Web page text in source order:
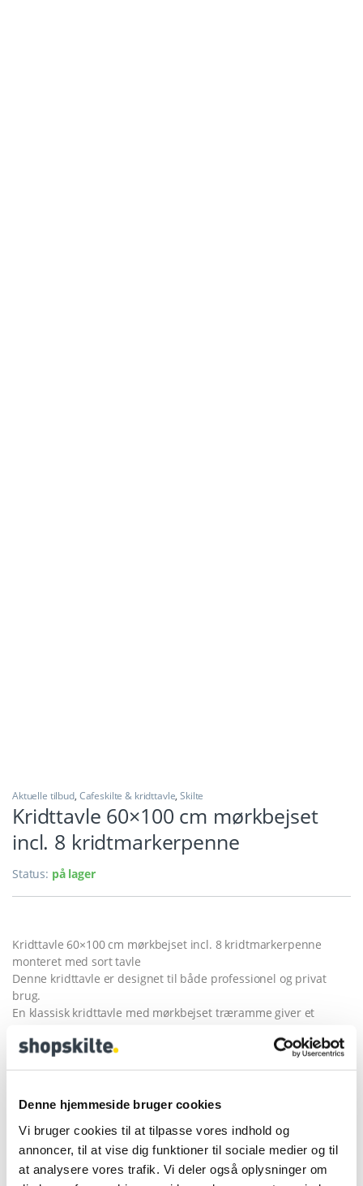
Denne hjemmeside bruger cookies
Vi bruger cookies til at tilpasse vores indhold og
annoncer, til at vise dig funktioner til sociale medier og til
at analysere vores trafik. Vi deler også oplysninger om
Aktuelle tilbud, Cafeskilte & kridttavle,Skilte
Kridttavle 60×100 cm mørkbejset
incl. 8 kridtmarkerpenne
Status: på lager
Kridttavle 60×100 cm mørkbejset incl. 8 kridtmarkerpenne
monteret med sort tavle
Denne kridttavle er designet til både professionel og privat
brug.
En klassisk kridttavle med mørkbejset træramme giver et
Tavlen fås også med
Cafeskiltet er bedst egnet til indendørs brug.
Total størrelse :………………..60x96x66cm
Posterstørrelse………………..53x67cm